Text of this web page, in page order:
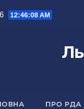
12:46:09 AM
ПРО РДА